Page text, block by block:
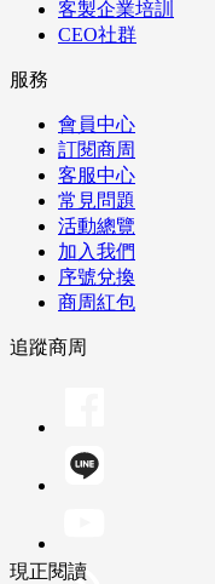
客製企業培訓
CEO社群
服務
會員中心
訂閱商周
客服中心
常見問題
活動總覽
加入我們
序號兌換
商周紅包
追蹤商周
現正閱讀